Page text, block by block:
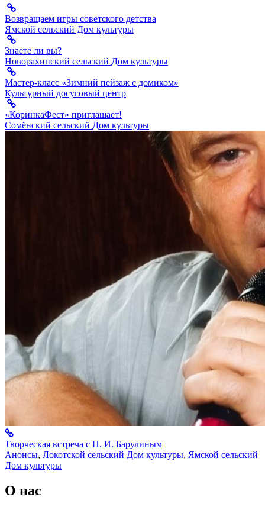
Возвращаем игры советского детства
Ямской сельский Дом культуры
Знаете ли вы?
Новорахинский сельский Дом культуры
Мастер-класс «Зимний пейзаж с домиком»
Культурный досуговый центр
«КоринкаФест» приглашает!
Сомёнский сельский Дом культуры
Творческая встреча с Н. И. Барулиным
Анонсы, Локотской сельский Дом культуры, Ямской сельский
Дом культуры
О нас